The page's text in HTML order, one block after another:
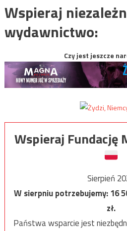
Wspieraj
wydawnictwo:
Czy jest jeszcze
Wspieraj Fundację
Sierpień
W sierpniu potrzebujemy:16
zł.
Państwa wsparcie jest